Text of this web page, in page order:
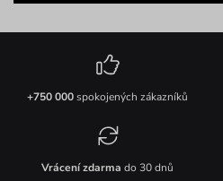
+750 000spokojených zákazníků
Vrácení zdarma do 30 dnů